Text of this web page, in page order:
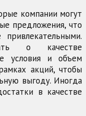
компании могут
предложения, что
о качестве
условия и объем
акций, чтобы
выгоду. Иногда
в качестве